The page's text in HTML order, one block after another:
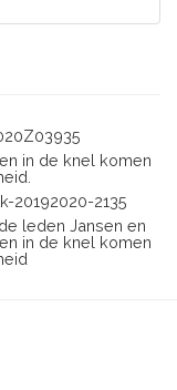
in de knel komen
20192020-2135
leden Jansen en
in de knel komen